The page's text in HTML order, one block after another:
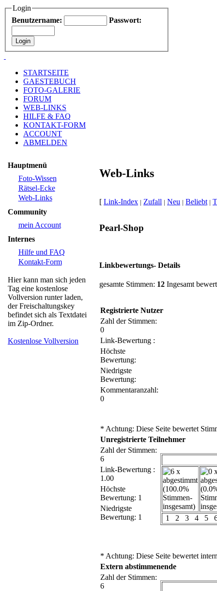
Login
Benutzername:
Passwort:
STARTSEITE
GAESTEBUCH
FOTO-GALERIE
FORUM
WEB-LINKS
HILFE & FAQ
KONTAKT-FORM
ACCOUNT
ABMELDEN
Hauptmenü
Foto-Wissen
Rätsel-Ecke
Web-Links
Community
mein Account
Internes
Hilfe und FAQ
Kontakt-Form
Hier kann man sich jeden
Tag eine kostenlose
Vollversion runter laden,
der Freischaltungskey
befindet sich als Textdatei
im Zip-Ordner.
Kostenlose Vollversion
Web-Links
[ Link-Index | Zufall | Neu | Beliebt |
Pearl-Shop
Linkbewertungs- Details
gesamte Stimmen: 12 Ingesamt
Registrierte Nutzer
Zahl der Stimmen:
0
Link-Bewertung :
Höchste
Bewertung:
Niedrigste
Bewertung:
Kommentaranzahl:
0
* Achtung: Diese Seite bewertet
Unregistrierte Teilnehmer
Zahl der Stimmen:
6
1 2 3 4 5
Link-Bewertung :
1.00
Höchste
Bewertung: 1
Niedrigste
Bewertung: 1
* Achtung: Diese Seite bewertet
Extern abstimmenende
Zahl der Stimmen:
6